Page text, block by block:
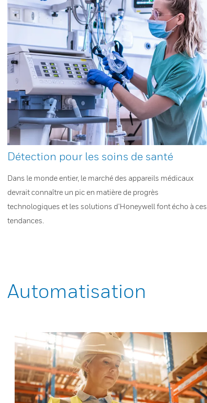
Détection pour les soins de santé
Dans le monde entier, le marché des appareils médicaux
devrait connaître un pic en matière de progrès
technologiques et les solutions d’Honeywell font écho à ces
tendances.
Automatisation